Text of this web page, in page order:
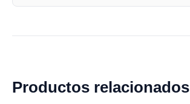
Productos relacionados